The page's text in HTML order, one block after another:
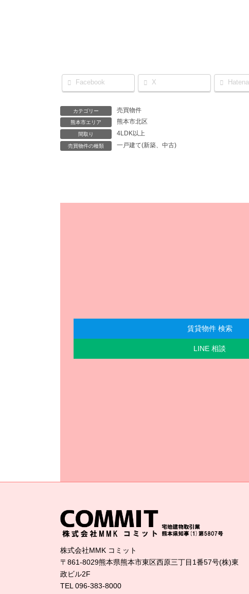
Facebook X Hatena
カテゴリー 売買物件
熊本市エリア 熊本市北区
間取り 4LDK以上
売買物件の種類 一戸建て(新築、中古)
賃貸物件 検索
LINE 相談
株式会社MMK コミット
〒861-8029熊本県熊本市東区西原三丁目1番57号(株)東
政ビル2F
TEL 096-383-8000